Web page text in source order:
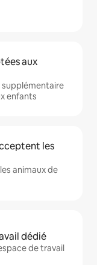
aux
enfants
les
animaux de
dédié
de travail